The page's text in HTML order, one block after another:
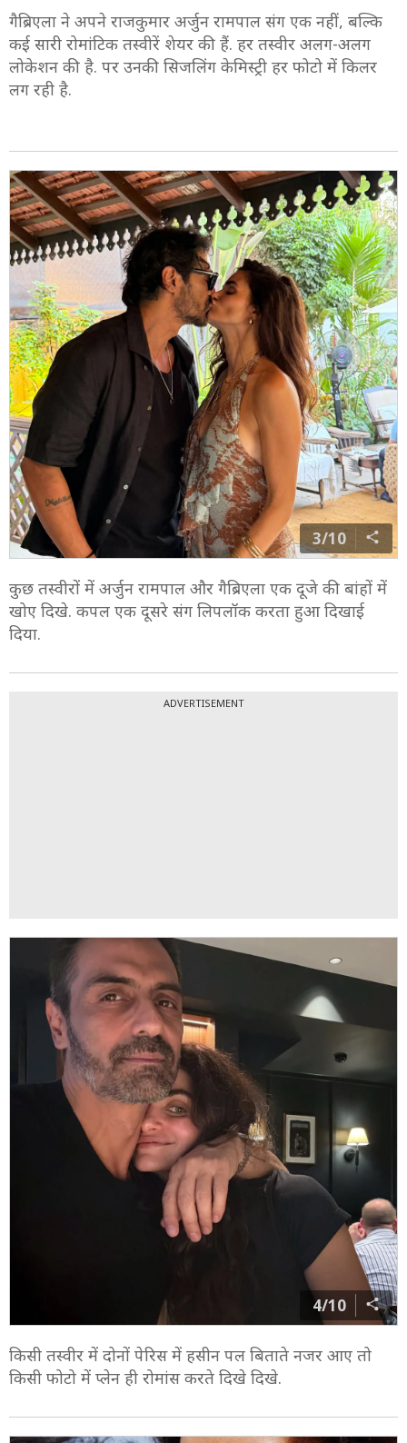
गैब्रिएला ने अपने राजकुमार अर्जुन रामपाल संग एक नहीं, बल्कि
कई सारी रोमांटिक तस्वीरें शेयर की हैं. हर तस्वीर अलग-अलग
लोकेशन की है. पर उनकी सिजलिंग केमिस्ट्री हर फोटो में किलर
लग रही है.
3/10
कुछ तस्वीरों में अर्जुन रामपाल और गैब्रिएला एक दूजे की बांहों में
खोए दिखे. कपल एक दूसरे संग लिपलॉक करता हुआ दिखाई
दिया.
ADVERTISEMENT
4/10
किसी तस्वीर में दोनों पेरिस में हसीन पल बिताते नजर आए तो
किसी फोटो में प्लेन ही रोमांस करते दिखे दिखे.